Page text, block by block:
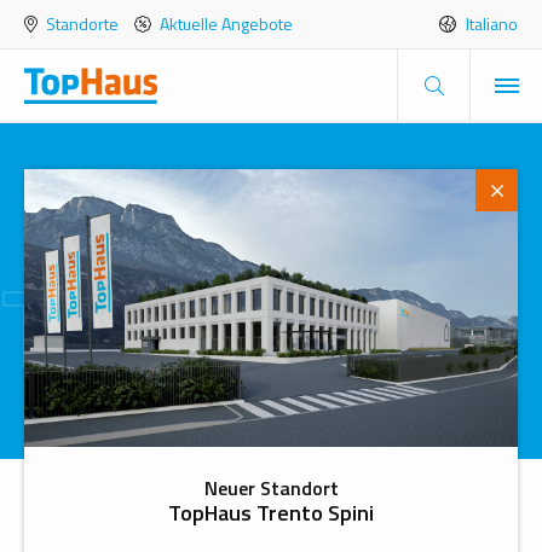
Standorte Aktuelle Angebote Italiano
TopHaus
Whistleblowing
Home Whistleblowing
Whistleblowing
Neuer Standort
TopHaus Trento Spini